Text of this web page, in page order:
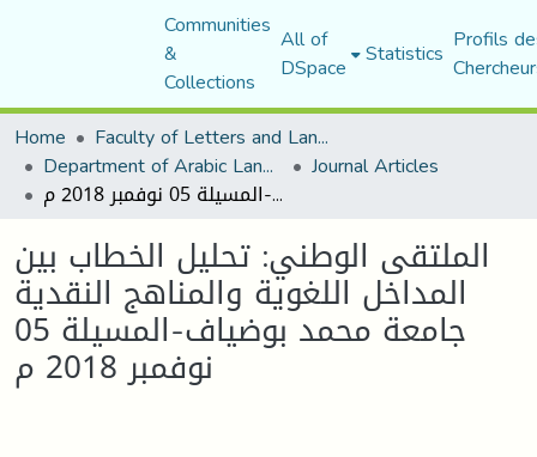
Communities
&
Collections
All of
DSpace Statistics Profils
Home
Faculty of Letters and Languages
Department of Arabic Language and Literature Journal Articles
الملتقى الوطني: تحليل الخطاب بين المداخل اللغوية والمناهج النقدية جامعة محمد بوضياف-المسيلة 05 نوفمبر 2018 م
الملتقى الوطني: تحليل الخطاب بين
المداخل اللغوية والمناهج النقدية
جامعة محمد بوضياف-المسيلة 05
نوفمبر 2018 م